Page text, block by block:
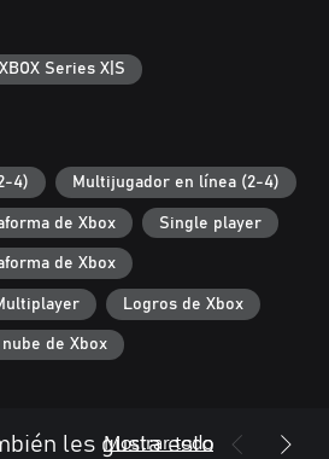
con el modo multijugador en mente.
vuestros talentos y recursos
con vuestros animales
XBOX Series X|S
4) Multijugador en línea (2-4)
de Xbox Single player
de Xbox
Logros de Xbox
de Xbox
les gusta esto
Mostrar todo